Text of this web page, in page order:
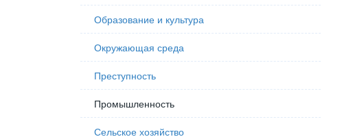
Образование и культура
Окружающая среда
Преступность
Промышленность
Сельское хозяйство